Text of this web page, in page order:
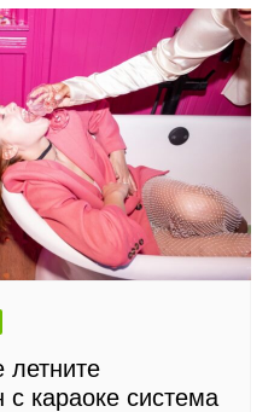
летните
караоке система